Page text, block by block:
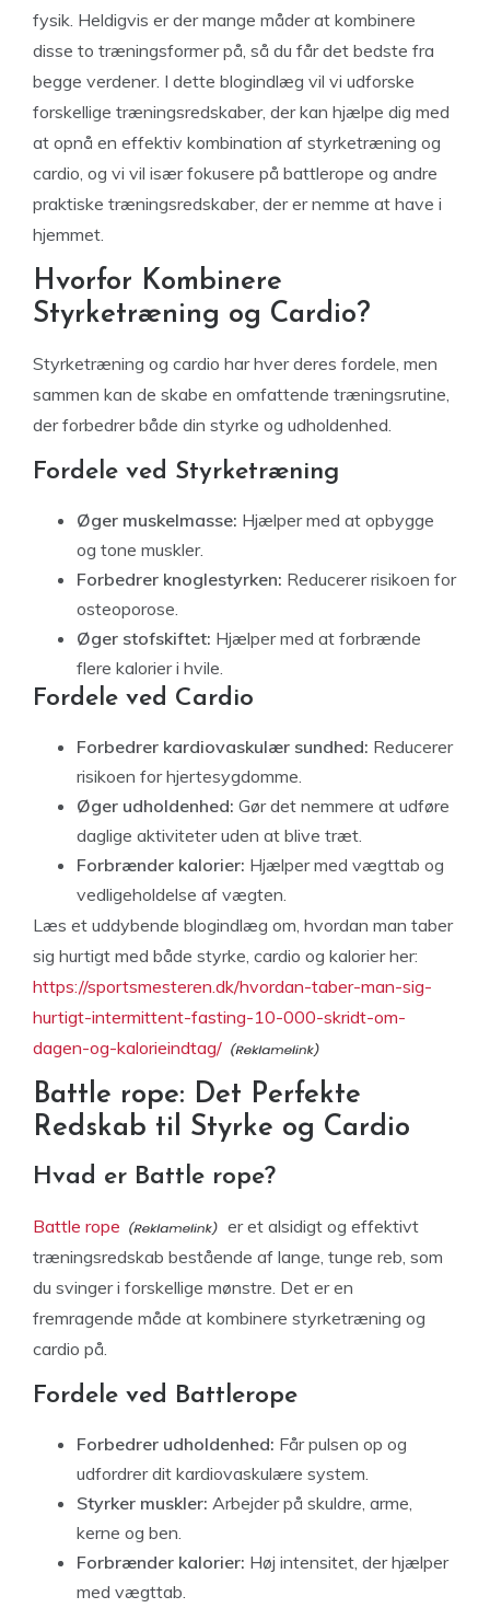
fysik. Heldigvis er der mange måder at kombinere
disse to træningsformer på, så du får det bedste fra
begge verdener. I dette blogindlæg vil vi udforske
forskellige træningsredskaber, der kan hjælpe dig med
at opnå en effektiv kombination af styrketræning og
cardio, og vi vil især fokusere på battlerope og andre
praktiske træningsredskaber, der er nemme at have i
hjemmet.
Hvorfor Kombinere
Styrketræning og Cardio?
Styrketræning og cardio har hver deres fordele, men
sammen kan de skabe en omfattende træningsrutine,
der forbedrer både din styrke og udholdenhed.
Fordele ved Styrketræning
Øger muskelmasse: Hjælper med at opbygge
og tone muskler.
Forbedrer knoglestyrken: Reducerer risikoen for
osteoporose.
Øger stofskiftet: Hjælper med at forbrænde
flere kalorier i hvile.
Fordele ved Cardio
Forbedrer kardiovaskulær sundhed: Reducerer
risikoen for hjertesygdomme.
Øger udholdenhed: Gør det nemmere at udføre
daglige aktiviteter uden at blive træt.
Forbrænder kalorier: Hjælper med vægttab og
vedligeholdelse af vægten.
Læs et uddybende blogindlæg om, hvordan man taber
sig hurtigt med både styrke, cardio og kalorier her:
https://sportsmesteren.dk/hvordan-taber-man-sig-
hurtigt-intermittent-fasting-10-000-skridt-om-
dagen-og-kalorieindtag/
Battle rope: Det Perfekte
Redskab til Styrke og Cardio
Hvad er Battle rope?
Battle rope
er et alsidigt og effektivt
træningsredskab bestående af lange, tunge reb, som
du svinger i forskellige mønstre. Det er en
fremragende måde at kombinere styrketræning og
cardio på.
Fordele ved Battlerope
Forbedrer udholdenhed: Får pulsen op og
udfordrer dit kardiovaskulære system.
Styrker muskler: Arbejder på skuldre, arme,
kerne og ben.
Forbrænder kalorier: Høj intensitet, der hjælper
med vægttab.